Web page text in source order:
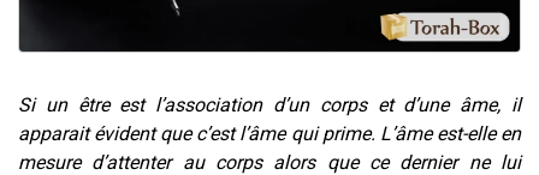
Si un être est l’association d’un corps et d’une âme, il
apparait évident que c’est l’âme qui prime. L’âme est-elle en
mesure d’attenter au corps alors que ce dernier ne lui